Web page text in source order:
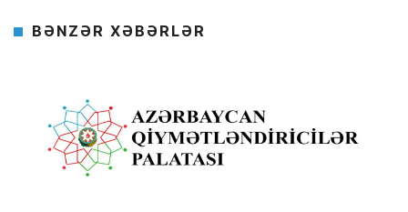
BƏNZƏR XƏBƏRLƏR